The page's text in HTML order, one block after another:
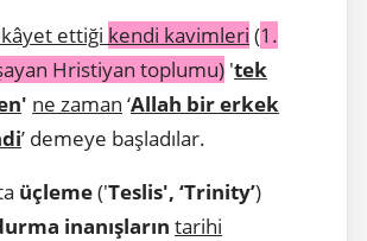
ettiği kendi kavimleri (1.
Hristiyan toplumu) 'tek
' ne zaman ‘Allah bir erkek
’ demeye başladılar.
üçleme('Teslis', ‘Trinity’)
inanışların tarihi